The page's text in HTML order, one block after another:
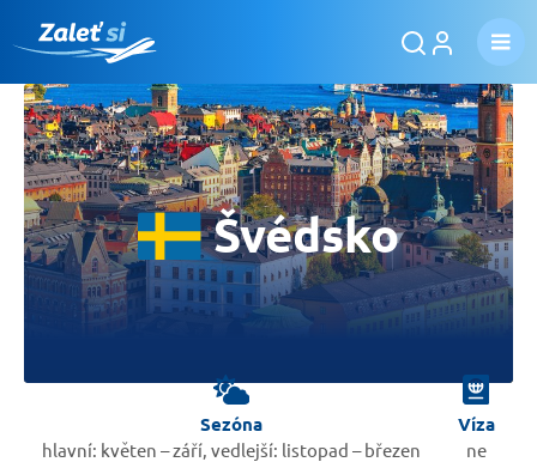
Švédsko
Sezóna
hlavní: květen – září, vedlejší: listopad – březen
Víza
ne